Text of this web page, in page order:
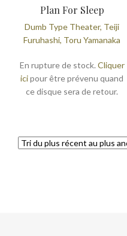
Plan For Sleep
Dumb Type Theater, Teiji
Furuhashi, Toru Yamanaka
En rupture de stock. Cliquer
icipour être prévenu quand
ce disque sera de retour.